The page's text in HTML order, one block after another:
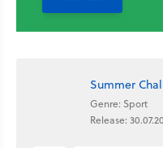
Summer
Genre: Sport
Release: